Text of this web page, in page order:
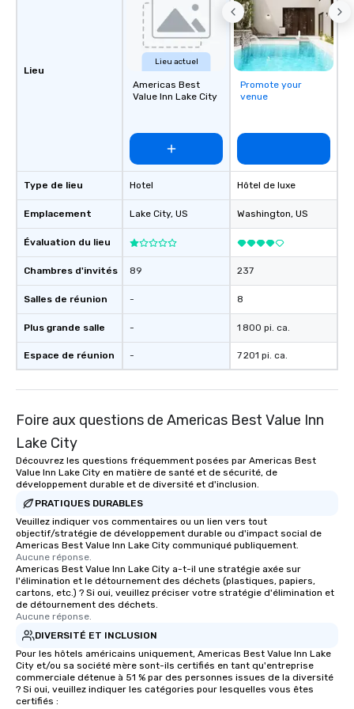
Lieu
Type de lieu
Emplacement
Évaluation du lieu
Chambres d'invités
Salles de réunion
Plus grande salle
Espace de réunion
Lieu actuel
Americas Best
Value Inn Lake City
Hotel
Lake City, US
89
-
-
-
Promote your
venue
Hôtel de luxe
Washington, US
237
8
1 800 pi. ca.
7 201 pi. ca.
Foire aux questions de Americas Best Value Inn
Lake City
Découvrez les questions fréquemment posées par Americas Best
Value Inn Lake City en matière de santé et de sécurité, de
développement durable et de diversité et d'inclusion.
PRATIQUES DURABLES
Veuillez indiquer vos commentaires ou un lien vers tout
objectif/stratégie de développement durable ou d'impact social de
Americas Best Value Inn Lake City communiqué publiquement.
Aucune réponse.
Americas Best Value Inn Lake City a-t-il une stratégie axée sur
l'élimination et le détournement des déchets (plastiques, papiers,
cartons, etc.) ? Si oui, veuillez préciser votre stratégie d'élimination et
de détournement des déchets.
Aucune réponse.
DIVERSITÉ ET INCLUSION
Pour les hôtels américains uniquement, Americas Best Value Inn Lake
City et/ou sa société mère sont-ils certifiés en tant qu'entreprise
commerciale détenue à 51 % par des personnes issues de la diversité
? Si oui, veuillez indiquer les catégories pour lesquelles vous êtes
certifiés :